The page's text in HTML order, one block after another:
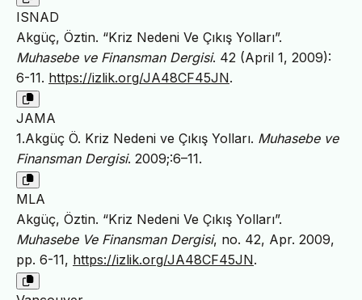
ISNAD
Akgüç, Öztin. “Kriz Nedeni Ve Çıkış Yolları”.
Muhasebe ve Finansman Dergisi. 42 (April 1, 2009):
6-11. https://izlik.org/JA48CF45JN.
JAMA
1.Akgüç Ö. Kriz Nedeni ve Çıkış Yolları. Muhasebe ve
Finansman Dergisi. 2009;:6–11.
MLA
Akgüç, Öztin. “Kriz Nedeni Ve Çıkış Yolları”.
Muhasebe Ve Finansman Dergisi, no. 42, Apr. 2009,
pp. 6-11, https://izlik.org/JA48CF45JN.